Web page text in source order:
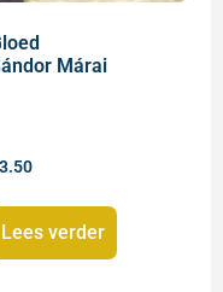
Márai
3.50
Lees verder